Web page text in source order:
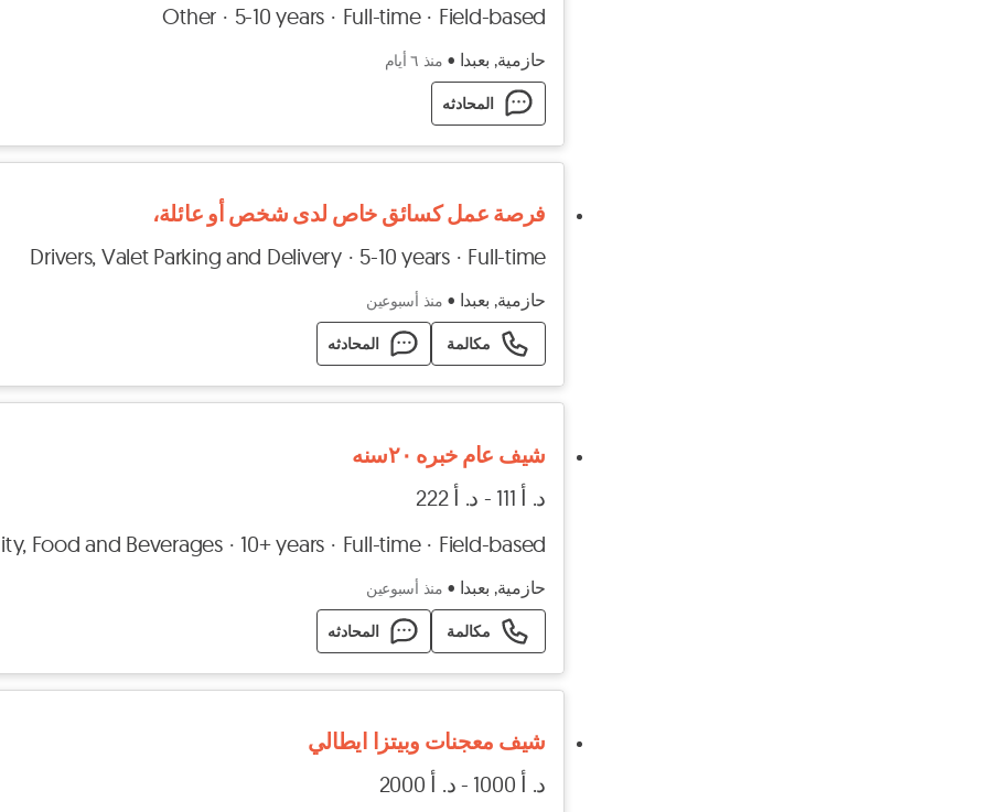
Other
5-10 years Full-time Field-based
حازمية, بعبدا • منذ ٦ أيام
المحادثه
فرصة عمل كسائق خاص لدى شخص أو عائلة،
Drivers, Valet Parking and Delivery 5-10 years Full-time
حازمية, بعبدا • منذ أسبوعين
مكالمة المحادثه
شيف عام خبره ٢٠سنه
د. أ 111 - د. أ 222
Food and Beverages
10+ years Full-time Field-based
حازمية, بعبدا • منذ أسبوعين
مكالمة المحادثه
شيف معجنات وبيتزا ايطالي
د. أ 1000 - د. أ 2000